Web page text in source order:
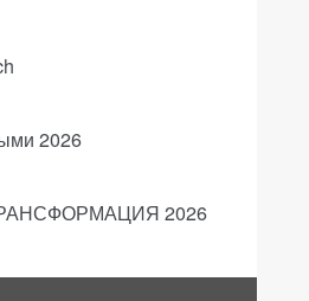
2026
2026